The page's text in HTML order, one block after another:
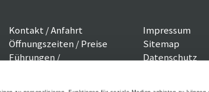
Kontakt / Anfahrt
Öffnungszeiten / Preise
Führungen /
Impressum
Sitemap
Datenschutz